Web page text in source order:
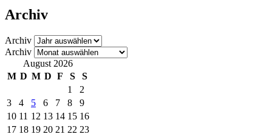
Archiv
Archiv
Archiv
August 2026
M D M D F S
S
1
2
3
4 5 6 7 8
9
10 11 12 13 14 15 16
17 18 19 20 21 22 23